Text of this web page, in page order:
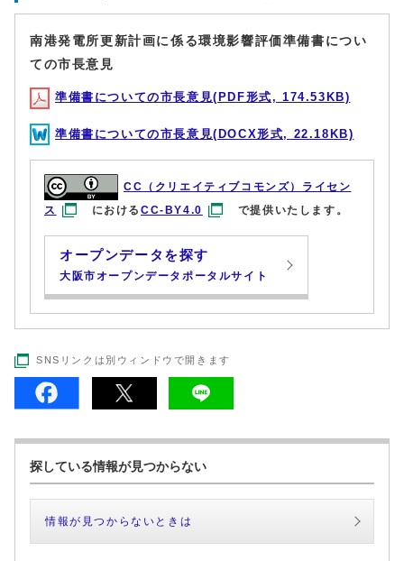
南港発電所更新計画に係る環境影響評価準備書につい
ての市長意見
準備書についての市長意見(PDF形式, 174.53KB)
準備書についての市長意見(DOCX形式, 22.18KB)
CC（クリエイティブコモンズ）ライセン
ス
におけるCC-BY4.0 で提供いたします。
オープンデータを探す
大阪市オープンデータポータルサイト
SNSリンクは別ウィンドウで開きます
探している情報が見つからない
情報が見つからないときは